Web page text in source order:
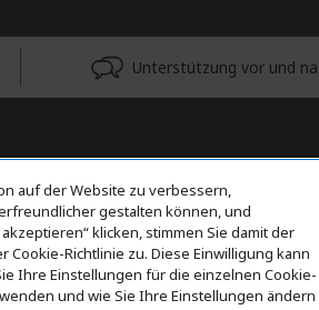
Unterstützung vor und
auf der Website zu verbessern,
gestalten können, und
klicken, stimmen Sie damit der
Richtlinie zu. Diese Einwilligung kann
Ihre Einstellungen für die einzelnen Cookie-
und wie Sie Ihre Einstellungen ändern